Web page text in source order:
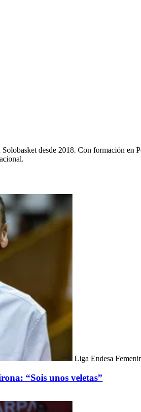
desde 2018. Con formación
Liga Endesa
“Sois unos veletas”